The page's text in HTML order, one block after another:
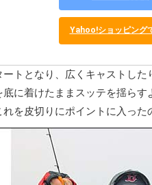
Yahoo!ショッピング
トとなり、広くキャストし
底に着けたままスッテを揺ら
を皮切りにポイントに入った